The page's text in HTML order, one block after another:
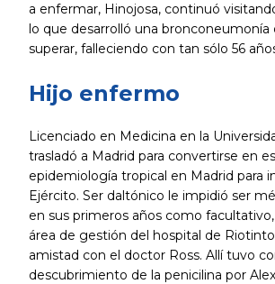
a enfermar, Hinojosa, continuó
lo que desarrolló una
superar, falleciendo con tan sólo 56
Hijo enfermo
Licenciado en Medicina en la
trasladó a Madrid para convertirse en
epidemiología tropical en Madrid para
Ejército. Ser daltónico le impidió ser
en sus primeros años como
área de gestión del hospital de
amistad con el doctor Ross. Allí tuvo
descubrimiento de la penicilina por